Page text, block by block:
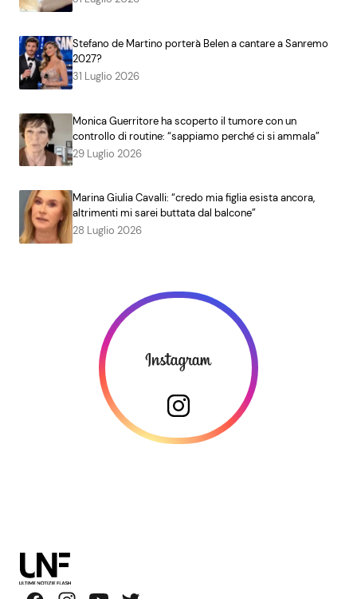
Stefano de Martino porterà Belen a cantare a Sanremo
2027?
31 Luglio 2026
Monica Guerritore ha scoperto il tumore con un
controllo di routine: “sappiamo perché ci si ammala”
29 Luglio 2026
Marina Giulia Cavalli: “credo mia figlia esista ancora,
altrimenti mi sarei buttata dal balcone”
28 Luglio 2026